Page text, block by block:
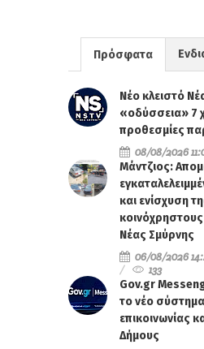
Πρόσφατα
Νέο κλειστό
«οδύσσεια» 7
προθεσμίες
08/08/2026
Μάντζιος:
και ενίσχυση
Νέας Σμύρνης
06/08/2026
133
Gov.gr
το νέο
επικοινωνίας
Δήμους